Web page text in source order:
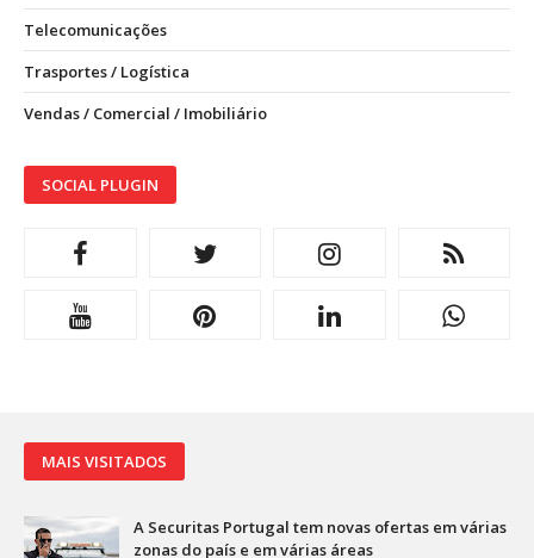
Telecomunicações
Trasportes / Logística
Vendas / Comercial / Imobiliário
SOCIAL PLUGIN
MAIS VISITADOS
A Securitas Portugal tem novas ofertas em várias
zonas do país e em várias áreas